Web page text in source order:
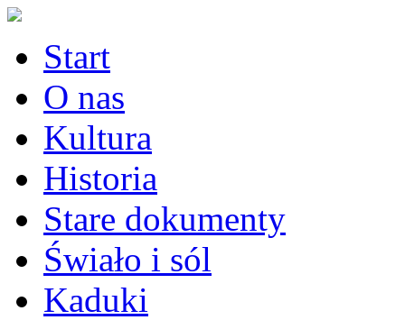
Start
O nas
Kultura
Historia
Stare dokumenty
Świało i sól
Kaduki